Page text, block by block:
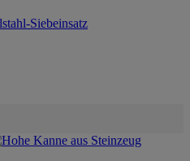
Siebeinsatz